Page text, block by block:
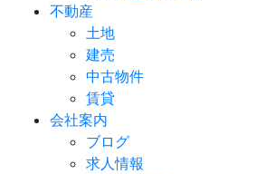
不動産
土地
建売
中古物件
賃貸
会社案内
ブログ
求人情報